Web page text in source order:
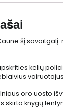
šį
kelių
vairuotojus
oro uosto
skirta knygų